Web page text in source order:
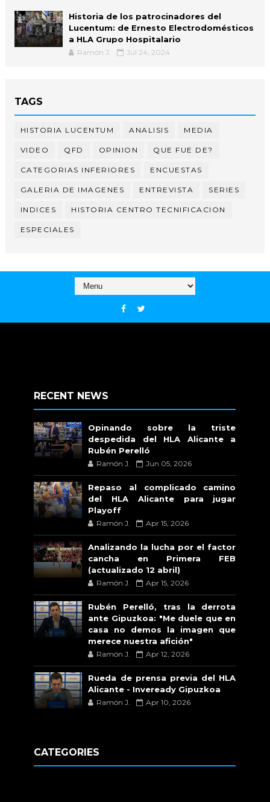
Historia de los patrocinadores del
Lucentum: de Ernesto Electrodomésticos
a HLA Grupo Hospitalario
Ramón J. Jul 24, 2024
TAGS
HISTORIA LUCENTUM ANALISIS MEDIA
VIDEO QFD OPINION QUE FUE DE?
CATEGORIAS INFERIORES ENCUESTAS
GALERIA DE IMAGENES ENTREVISTA SERIES
INDICES HISTORIA CENTRO TECNIFICACION
ESPECIALES
RECENT NEWS
Opinando sobre la triste
despedida del HLA Alicante a
Rubén Perelló
Ramón J. Jun 05, 2026
Repaso al complicado camino
del HLA Alicante para jugar
Playoff
Ramón J. Apr 15, 2026
Analizando la lucha por el factor
cancha en Primera FEB
(actualizado 12 abril)
Ramón J. Apr 15, 2026
Rubén Perelló, tras la derrota
ante Gipuzkoa: "Me duele que en
casa no demos la imagen que
merece nuestra afición"
Ramón J. Apr 12, 2026
Rueda de prensa previa del HLA
Alicante - Inveready Gipuzkoa
Ramón J. Apr 10, 2026
CATEGORIES